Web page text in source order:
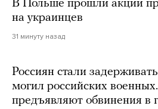
В Польше прошли акции
на украинцев
31 минуту назад
Россиян стали
могил российских
предъявляют обвинения в